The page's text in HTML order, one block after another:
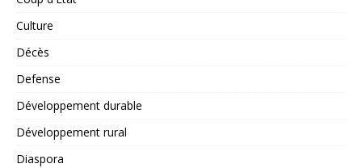
Culture
Décès
Defense
Développement durable
Développement rural
Diaspora